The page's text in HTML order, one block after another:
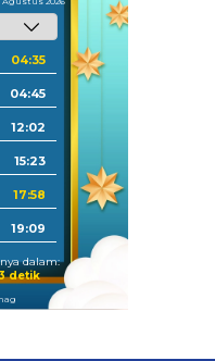
04:35
04:45
12:02
15:23
17:58
19:09
dalam:
detik